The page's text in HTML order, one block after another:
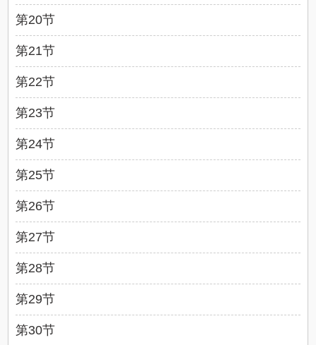
第20节
第21节
第22节
第23节
第24节
第25节
第26节
第27节
第28节
第29节
第30节